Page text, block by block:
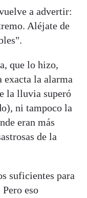
a advertir:
Aléjate de
que lo hizo,
exacta la alarma
la lluvia superó
ni tampoco la
eran más
de la
suficientes para
eso